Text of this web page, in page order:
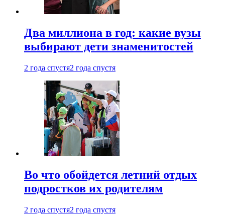
Два миллиона в год: какие вузы
выбирают дети знаменитостей
2 года спустя2 года спустя
Во что обойдется летний отдых
подростков их родителям
2 года спустя2 года спустя